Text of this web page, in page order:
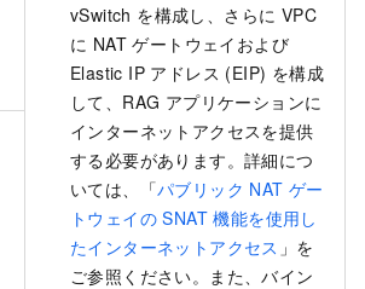
vSwitch を構成し、さらに VPC
に NAT ゲートウェイおよび
Elastic IP アドレス (EIP) を構成
して、RAG アプリケーションに
インターネットアクセスを提供
する必要があります。詳細につ
いては、「パブリック NAT ゲー
トウェイの SNAT 機能を使用し
たインターネットアクセス 」を
ご参照ください。また、バイン